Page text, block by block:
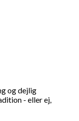
og dejlig
- eller ej,